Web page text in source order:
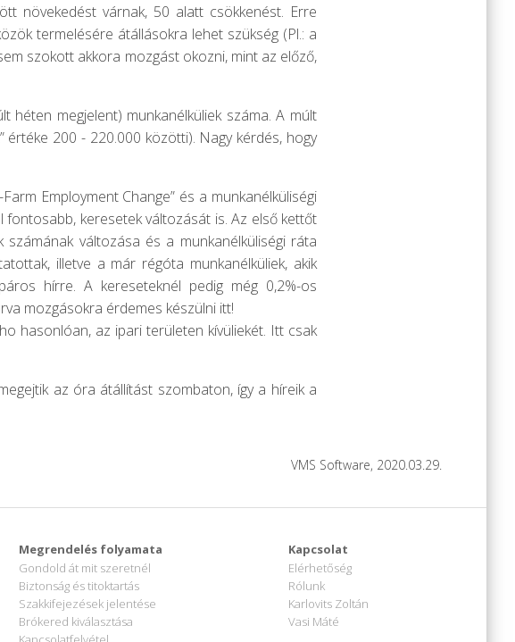
növekedést várnak, 50 alatt csökkenést. Erre
termelésére átállásokra lehet szükség (Pl.: a
szokott akkora mozgást okozni, mint az előző,
héten megjelent) munkanélküliek száma. A múlt
200 - 220.000 közötti). Nagy kérdés, hogy
Employment Change” és a munkanélküliségi
keresetek változását is. Az első kettőt
változása és a munkanélküliségi ráta
illetve a már régóta munkanélküliek, akik
hírre. A kereseteknél pedig még 0,2%-os
mozgásokra érdemes készülni itt!
hasonlóan, az ipari területen kívüliekét. Itt csak
az óra átállítást szombaton, így a híreik a
VMS Software, 2020.03.29.
Megrendelés folyamata
Gondold át mit szeretnél
Biztonság és titoktartás
Szakkifejezések jelentése
Brókered kiválasztása
Kapcsolat
Elérhetőség
Rólunk
Karlovits Zoltán
Vasi Máté